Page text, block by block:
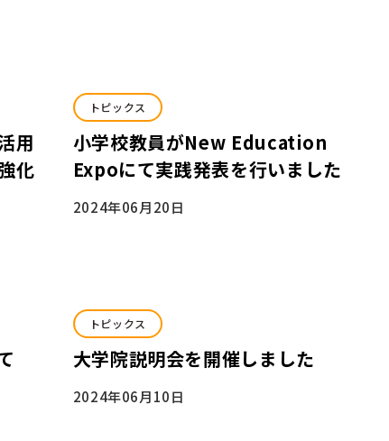
用
化
トピックス
小学校教員がNew Education
Expoにて実践発表を行いました
2024年06月20日
トピックス
大学院説明会を開催しました
2024年06月10日